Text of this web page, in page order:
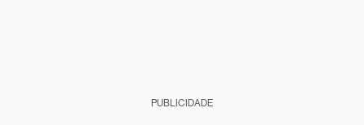
PUBLICIDADE